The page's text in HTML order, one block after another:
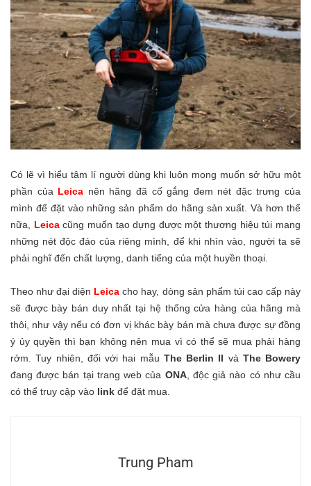
Có lẽ vì hiểu tâm lí người dùng khi luôn mong muốn sở hữu một
phần của Leica nên hãng đã cố gắng đem nét đặc trưng của
mình để đặt vào những sản phẩm do hãng sản xuất. Và hơn thế
nữa, Leica cũng muốn tạo dựng được một thương hiệu túi mang
những nét độc đáo của riêng mình, để khi nhìn vào, người ta sẽ
phải nghĩ đến chất lượng, danh tiếng của một huyền thoại.
Theo như đại diện Leica cho hay, dòng sản phẩm túi cao cấp này
sẽ được bày bán duy nhất tại hệ thống cửa hàng của hãng mà
thôi, như vậy nếu có đơn vị khác bày bán mà chưa được sự đồng
ý ủy quyền thì bạn không nên mua vì có thể sẽ mua phải hàng
rởm. Tuy nhiên, đối với hai mẫu The Berlin II và The Bowery
đang được bán tại trang web của ONA, độc giả nào có như cầu
có thể truy cập vào link để đặt mua.
Trung Pham